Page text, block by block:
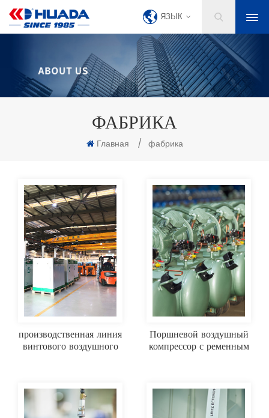
ЯЗЫК
ФАБРИКА
Главная / фабрика
производственная линия
винтового воздушного
Поршневой воздушный
компрессор с ременным